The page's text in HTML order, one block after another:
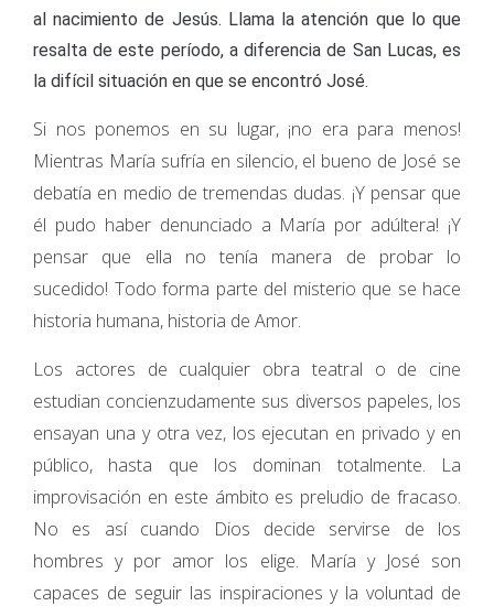
al nacimiento de Jesús. Llama la atención que lo que
resalta de este período, a diferencia de San Lucas, es
la difícil situación en que se encontró José.
Si nos ponemos en su lugar, ¡no era para menos!
Mientras María sufría en silencio, el bueno de José se
debatía en medio de tremendas dudas. ¡Y pensar que
él pudo haber denunciado a María por adúltera! ¡Y
pensar que ella no tenía manera de probar lo
sucedido! Todo forma parte del misterio que se hace
historia humana, historia de Amor.
Los actores de cualquier obra teatral o de cine
estudian concienzudamente sus diversos papeles, los
ensayan una y otra vez, los ejecutan en privado y en
público, hasta que los dominan totalmente. La
improvisación en este ámbito es preludio de fracaso.
No es así cuando Dios decide servirse de los
hombres y por amor los elige. María y José son
capaces de seguir las inspiraciones y la voluntad de